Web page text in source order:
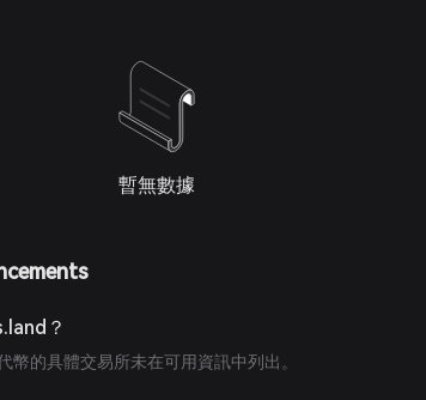
暫無數據
？
幣的具體交易所未在可用資訊中列出。